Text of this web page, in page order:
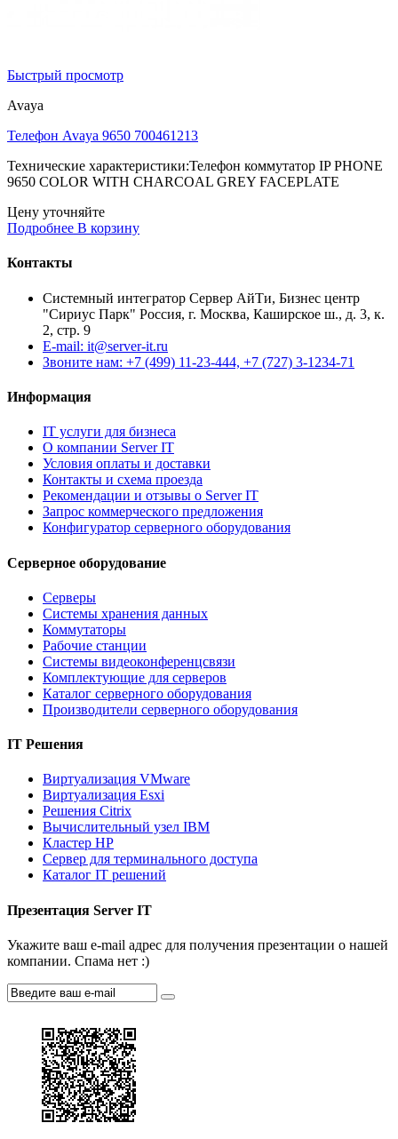
Быстрый просмотр
Avaya
Телефон Avaya 9650 700461213
Технические характеристики:Телефон коммутатор IP PHONE
9650 COLOR WITH CHARCOAL GREY FACEPLATE
Цену уточняйте
Подробнее В корзину
Контакты
Системный интегратор Сервер АйТи, Бизнес центр
"Сириус Парк" Россия, г. Москва, Каширское ш., д. 3, к.
2, стр. 9
E-mail: it@server-it.ru
Звоните нам: +7 (499) 11-23-444, +7 (727) 3-1234-71
Информация
IT услуги для бизнеса
О компании Server IT
Условия оплаты и доставки
Контакты и схема проезда
Рекомендации и отзывы о Server IT
Запрос коммерческого предложения
Конфигуратор серверного оборудования
Серверное оборудование
Серверы
Системы хранения данных
Коммутаторы
Рабочие станции
Системы видеоконференцсвязи
Комплектующие для серверов
Каталог серверного оборудования
Производители серверного оборудования
IT Решения
Виртуализация VMware
Виртуализация Esxi
Решения Citrix
Вычислительный узел IBM
Кластер HP
Сервер для терминального доступа
Каталог IT решений
Презентация Server IT
Укажите ваш e-mail адрес для получения презентации о нашей
компании. Спама нет :)